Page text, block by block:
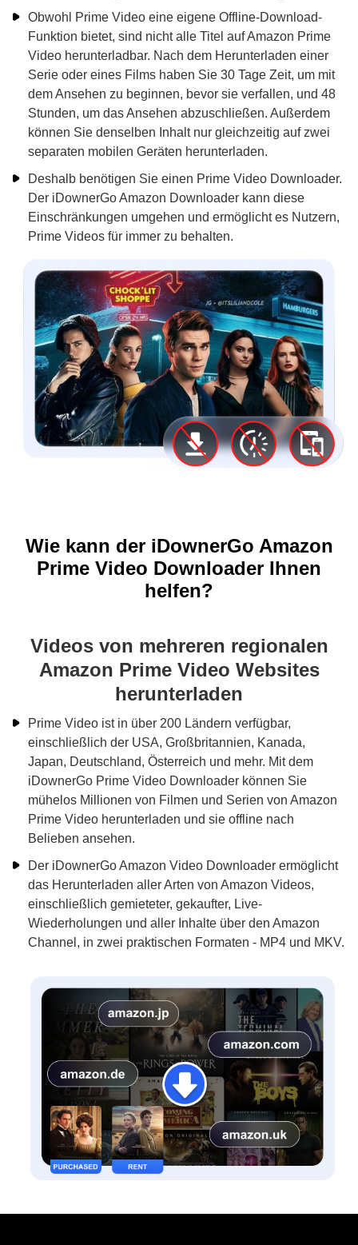
Obwohl Prime Video eine eigene Offline-Download-
Funktion bietet, sind nicht alle Titel auf Amazon Prime
Video herunterladbar. Nach dem Herunterladen einer
Serie oder eines Films haben Sie 30 Tage Zeit, um mit
dem Ansehen zu beginnen, bevor sie verfallen, und 48
Stunden, um das Ansehen abzuschließen. Außerdem
können Sie denselben Inhalt nur gleichzeitig auf zwei
separaten mobilen Geräten herunterladen.
Deshalb benötigen Sie einen Prime Video Downloader.
Der iDownerGo Amazon Downloader kann diese
Einschränkungen umgehen und ermöglicht es Nutzern,
Prime Videos für immer zu behalten.
Wie kann der iDownerGo Amazon
Prime Video Downloader Ihnen
helfen?
Videos von mehreren regionalen
Amazon Prime Video Websites
herunterladen
Prime Video ist in über 200 Ländern verfügbar,
einschließlich der USA, Großbritannien, Kanada,
Japan, Deutschland, Österreich und mehr. Mit dem
iDownerGo Prime Video Downloader können Sie
mühelos Millionen von Filmen und Serien von Amazon
Prime Video herunterladen und sie offline nach
Belieben ansehen.
Der iDownerGo Amazon Video Downloader ermöglicht
das Herunterladen aller Arten von Amazon Videos,
einschließlich gemieteter, gekaufter, Live-
Wiederholungen und aller Inhalte über den Amazon
Channel, in zwei praktischen Formaten - MP4 und MKV.